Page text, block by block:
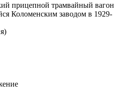
прицепной трамвайный вагон
Коломенским заводом в 1929-